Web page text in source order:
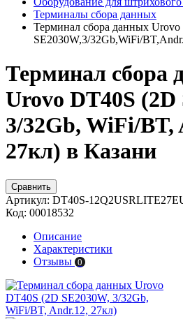
Терминалы сбора данных
Терминал сбора данных
SE2030W,3/32Gb,WiFi/
Терминал сбора
Urovo DT40S (2D
3/32Gb, WiFi/BT,
27кл) в Казани
Сравнить
Артикул: DT40S-
Код: 00018532
Описание
Характеристики
Отзывы 0